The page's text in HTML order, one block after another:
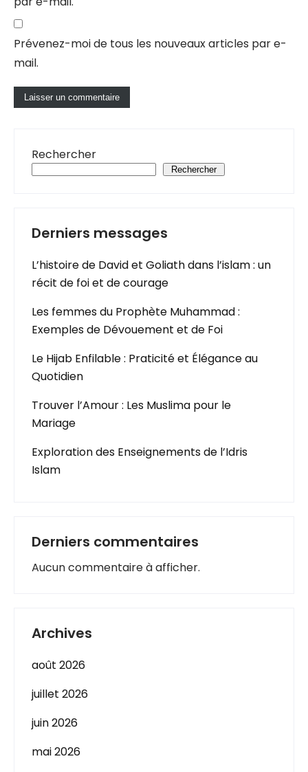
Prévenez-moi de tous les nouveaux articles par e-
mail.
Rechercher
Rechercher
Derniers messages
L’histoire de David et Goliath dans l’islam : un
récit de foi et de courage
Les femmes du Prophète Muhammad :
Exemples de Dévouement et de Foi
Le Hijab Enfilable : Praticité et Élégance au
Quotidien
Trouver l’Amour : Les Muslima pour le
Mariage
Exploration des Enseignements de l’Idris
Islam
Derniers commentaires
Aucun commentaire à afficher.
Archives
août 2026
juillet 2026
juin 2026
mai 2026